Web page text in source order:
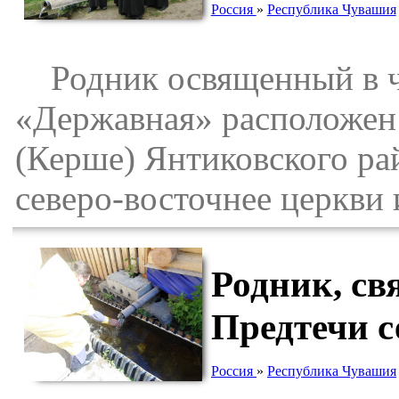
Россия » Республика Чувашия
Родник освященный в
«Державная»
(Керше) Янтиковского
северо-восточнее
Родник,
Предтечи
Россия » Республика Чувашия